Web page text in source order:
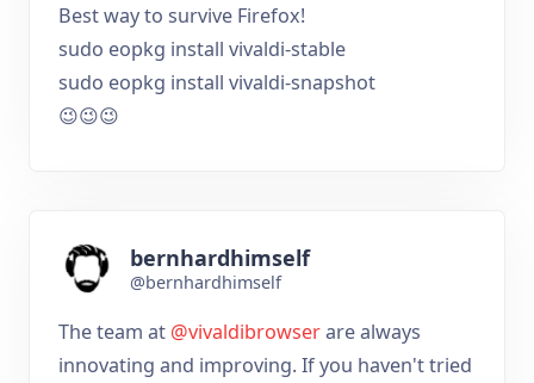
Best way to survive Firefox!
sudo eopkg install vivaldi-stable
sudo eopkg install vivaldi-snapshot
😉😉😉
bernhardhimself
@bernhardhimself
The team at @vivaldibrowserare always
innovating and improving. If you haven't tried